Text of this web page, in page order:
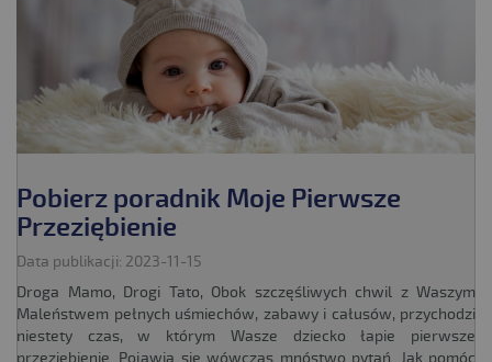
Pobierz poradnik Moje Pierwsze
Przeziębienie
Data publikacji: 2023-11-15
Droga Mamo, Drogi Tato, Obok szczęśliwych chwil z Waszym
Maleństwem pełnych uśmiechów, zabawy i całusów, przychodzi
niestety czas, w którym Wasze dziecko łapie pierwsze